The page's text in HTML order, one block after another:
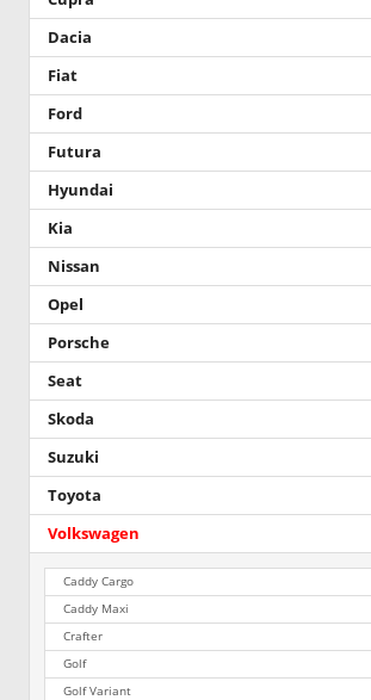
Dacia
Fiat
Ford
Futura
Hyundai
Kia
Nissan
Opel
Porsche
Seat
Skoda
Suzuki
Toyota
Volkswagen
Caddy Cargo
Caddy Maxi
Crafter
Golf
Golf Variant